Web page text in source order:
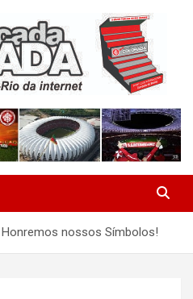
Honremos nossos Símbolos!